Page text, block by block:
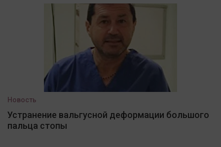
Новость
Устранение вальгусной деформации большого
пальца стопы